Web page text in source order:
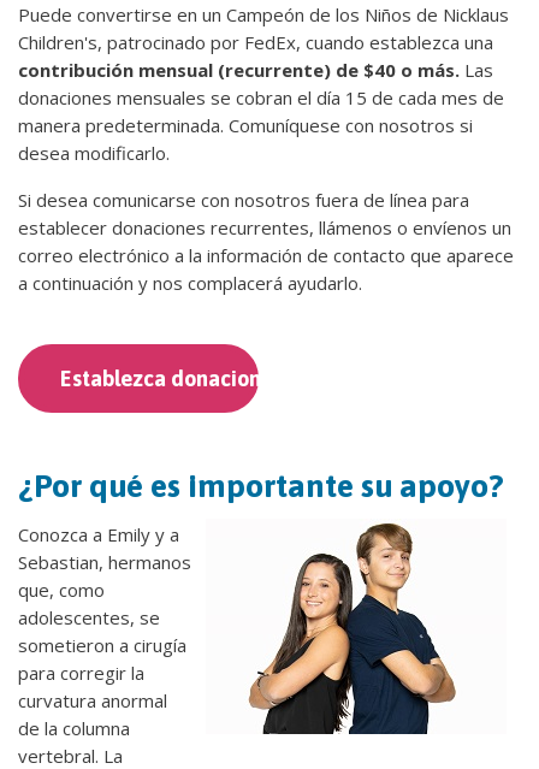
Puede convertirse en un Campeón de los Niños de Nicklaus
Children's, patrocinado por FedEx, cuando establezca una
contribución mensual (recurrente) de $40 o más. Las
donaciones mensuales se cobran el día 15 de cada mes de
manera predeterminada. Comuníquese con nosotros si
desea modificarlo.
Si desea comunicarse con nosotros fuera de línea para
establecer donaciones recurrentes, llámenos o envíenos un
correo electrónico a la información de contacto que aparece
a continuación y nos complacerá ayudarlo.
Establezca donaciones mensuales.
¿Por qué es importante su apoyo?
Conozca a Emily y a
Sebastian, hermanos
que, como
adolescentes, se
sometieron a cirugía
para corregir la
curvatura anormal
de la columna
vertebral. La